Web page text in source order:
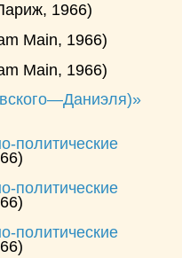
1966)
Main, 1966)
Main, 1966)
политические
политические
политические